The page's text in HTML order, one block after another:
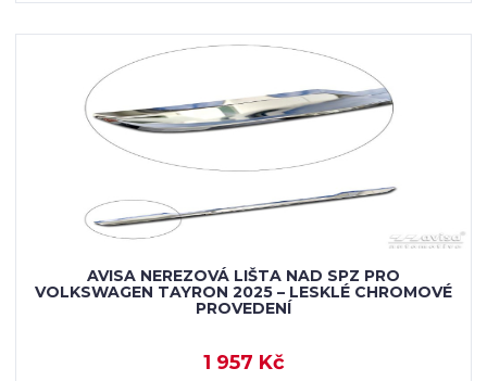
AVISA NEREZOVÁ LIŠTA NAD SPZ PRO
VOLKSWAGEN TAYRON 2025 – LESKLÉ CHROMOVÉ
PROVEDENÍ
1 957 Kč